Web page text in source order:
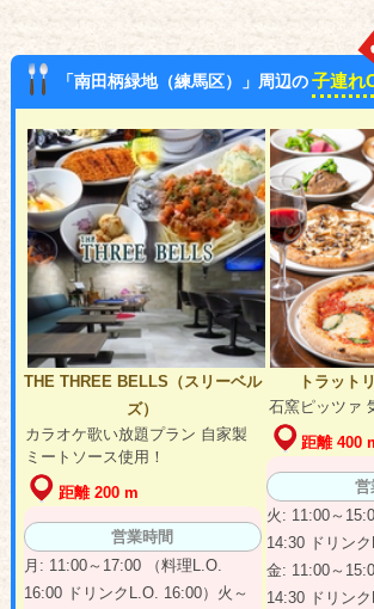
「南田柄緑地（練馬区）」周辺の子連れ
THE THREE BELLS（スリーベル
ズ）
カラオケ歌い放題プラン 自家製
ミートソース使用！
距離 200 m
営業時間
月: 11:00～17:00 （料理L.O.
16:00 ドリンクL.O. 16:00）火～
トラット
石窯ピッツァ
距離 400
営
火: 11:00～
14:30 ドリン
金: 11:00～
14:30 ドリン